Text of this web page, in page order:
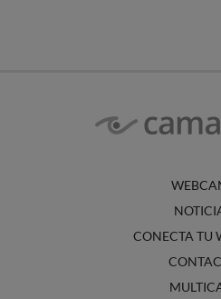
CONECTA TU